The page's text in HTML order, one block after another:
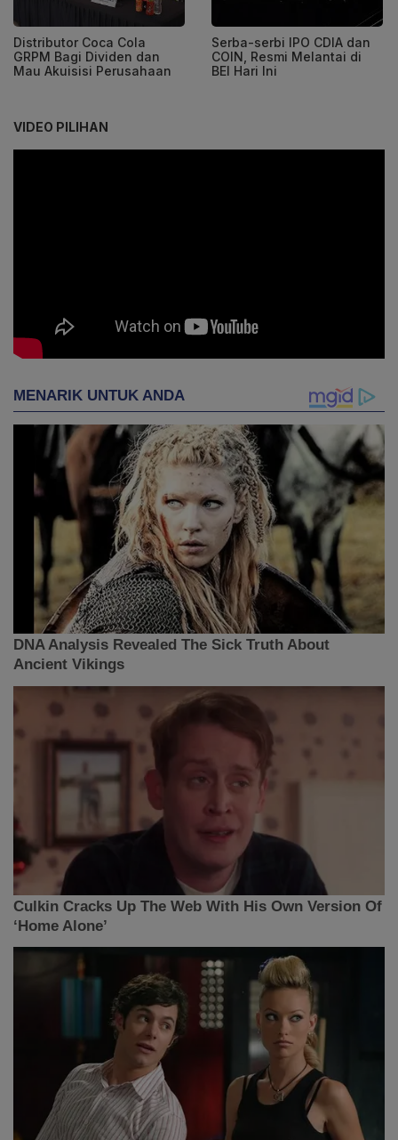
Distributor Coca Cola
GRPM Bagi Dividen dan
Mau Akuisisi Perusahaan
Serba-serbi IPO CDIA dan
COIN, Resmi Melantai di
BEI Hari Ini
VIDEO PILIHAN